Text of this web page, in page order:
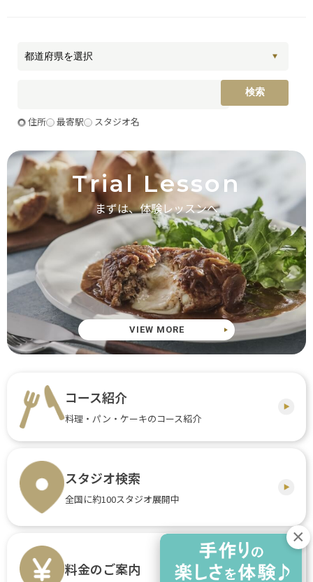
住所 最寄駅 スタジオ名
Trial Lesson
まずは、体験レッスンへ
VIEW MORE
コース紹介
料理・パン・ケーキのコース紹介
スタジオ検索
全国に約100スタジオ展開中
料金のご案内